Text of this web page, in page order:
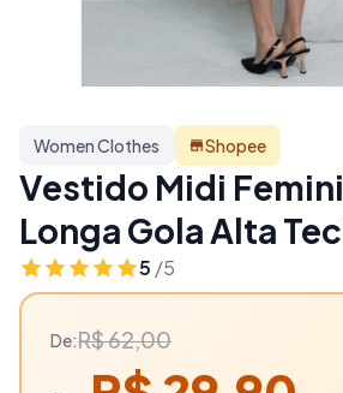
Women Clothes Shopee
Vestido Midi
Longa Gola Alta
Premium Grosso
- 52% OFF |
5 /5
De:R$ 62,00